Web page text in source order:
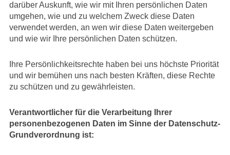
darüber Auskunft, wie wir mit Ihren persönlichen Daten
umgehen, wie und zu welchem Zweck diese Daten
verwendet werden, an wen wir diese Daten weitergeben
und wie wir Ihre persönlichen Daten schützen.
Ihre Persönlichkeitsrechte haben bei uns höchste Priorität
und wir bemühen uns nach besten Kräften, diese Rechte
zu schützen und zu gewährleisten.
Verantwortlicher für die Verarbeitung Ihrer
personenbezogenen Daten im Sinne der Datenschutz-
Grundverordnung ist: